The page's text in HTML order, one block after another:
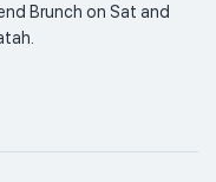
Brunch on Sat and